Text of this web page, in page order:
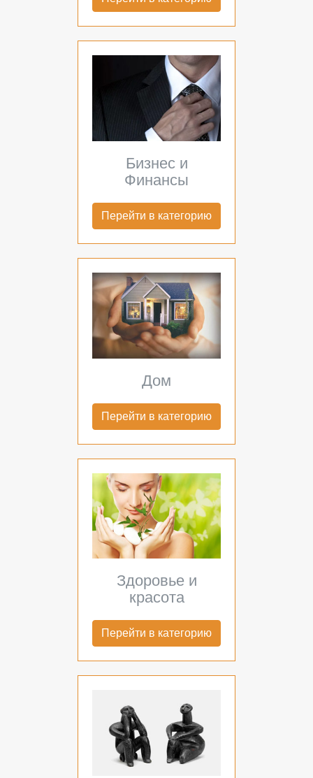
Бизнес и
Финансы
Перейти в категорию
Дом
Перейти в категорию
Здоровье и
красота
Перейти в категорию